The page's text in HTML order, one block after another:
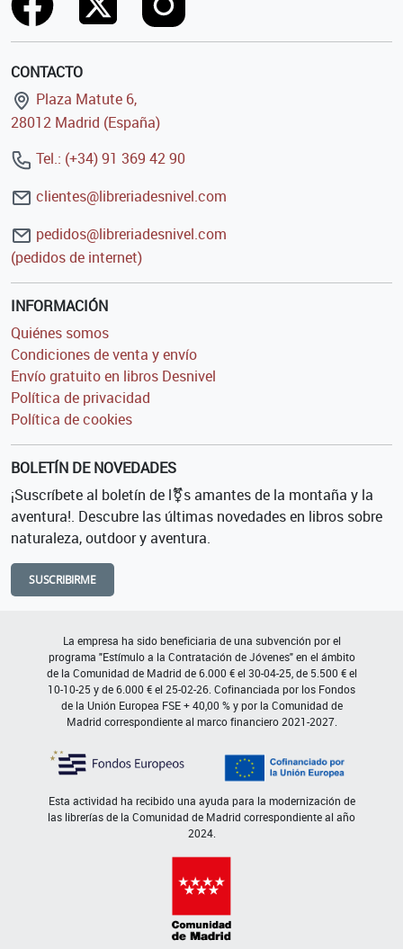
CONTACTO
Plaza Matute 6,
28012 Madrid (España)
Tel.: (+34) 91 369 42 90
clientes@libreriadesnivel.com
pedidos@libreriadesnivel.com
(pedidos de internet)
INFORMACIÓN
Quiénes somos
Condiciones de venta y envío
Envío gratuito en libros Desnivel
Política de privacidad
Política de cookies
BOLETÍN DE NOVEDADES
¡Suscríbete al boletín de l⚧s amantes de la montaña y la
aventura!. Descubre las últimas novedades en libros sobre
naturaleza, outdoor y aventura.
SUSCRIBIRME
La empresa ha sido beneficiaria de una subvención por el
programa "Estímulo a la Contratación de Jóvenes" en el ámbito
de la Comunidad de Madrid de 6.000 € el 30-04-25, de 5.500 € el
10-10-25 y de 6.000 € el 25-02-26. Cofinanciada por los Fondos
de la Unión Europea FSE + 40,00 % y por la Comunidad de
Madrid correspondiente al marco financiero 2021-2027.
Esta actividad ha recibido una ayuda para la modernización de
las librerías de la Comunidad de Madrid correspondiente al año
2024.